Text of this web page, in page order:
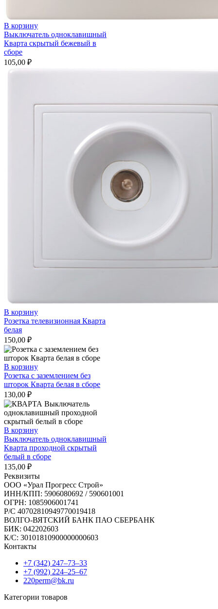
В корзину
Выключатель одноклавишный
Кварта скрытый бежевый в
сборе
105,00 ₽
В корзину
Розетка телевизионная Кварта
белая
150,00 ₽
В корзину
Розетка с заземлением без
шторок Кварта белая в сборе
130,00 ₽
В корзину
Выключатель одноклавишный
Кварта проходной скрытый
белый в сборе
135,00 ₽
Реквизиты
ООО «Урал Прогресс Строй»
ИНН/КПП: 5906080692 / 590601001
ОГРН: 1085906001741
Р/C 40702810949770019418
ВОЛГО-ВЯТСКИЙ БАНК ПАО СБЕРБАНК
БИК: 042202603
К/С: 30101810900000000603
Контакты
+7 (342) 247‒73‒33
+7 (992) 224‒25‒67
220perm@bk.ru
Категории товаров